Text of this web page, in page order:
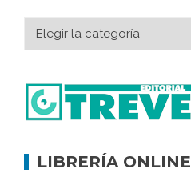
LIBRERÍA ONLINE